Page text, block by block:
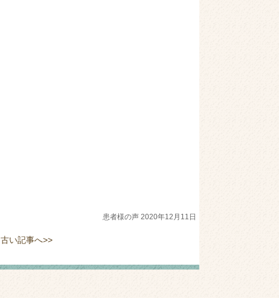
患者様の声 2020年12月11日
古い記事へ>>